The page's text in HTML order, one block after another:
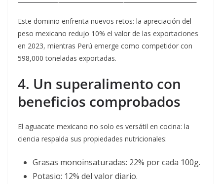
Este dominio enfrenta nuevos retos: la apreciación del
peso mexicano redujo 10% el valor de las exportaciones
en 2023, mientras Perú emerge como competidor con
598,000 toneladas exportadas.
4. Un superalimento con
beneficios comprobados
El aguacate mexicano no solo es versátil en cocina: la
ciencia respalda sus propiedades nutricionales:
Grasas monoinsaturadas: 22% por cada 100g.
Potasio: 12% del valor diario.